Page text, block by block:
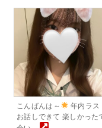
こんばんは～ 年内ラス
お話しできて 楽しかった